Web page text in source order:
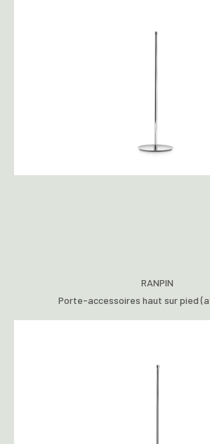
RANPIN
Porte-accessoires haut sur pied